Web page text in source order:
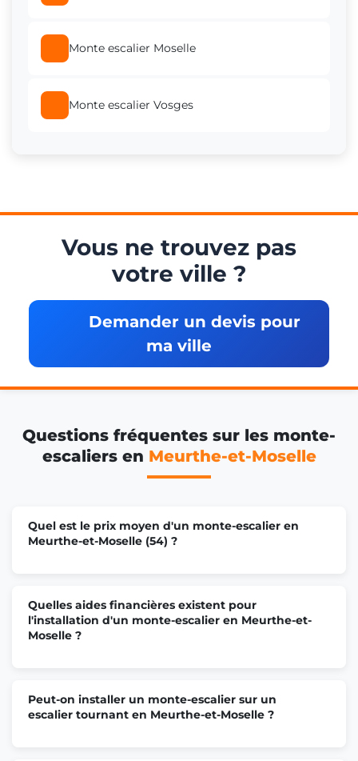
Monte escalier Mont-Saint-Martin
Monte escalier Tomblaine
Monte escalier Essey-lès-Nancy
Monte escalier Malzéville
Monte escalier Saint-Nicolas-de-Port
Monte escalier Jœuf
Monte escalier Laneuveville-devant-Nancy
Monte escalier Ludres
Monte escalier Moselle
Monte escalier Vosges
Vous ne trouvez pas
votre ville ?
Demander un devis pour
ma ville
Questions fréquentes sur les monte-
escaliers en Meurthe-et-Moselle
Quel est le prix moyen d'un monte-escalier en
Meurthe-et-Moselle (54) ?
Quelles aides financières existent pour
l'installation d'un monte-escalier en Meurthe-et-
Moselle ?
Peut-on installer un monte-escalier sur un
escalier tournant en Meurthe-et-Moselle ?